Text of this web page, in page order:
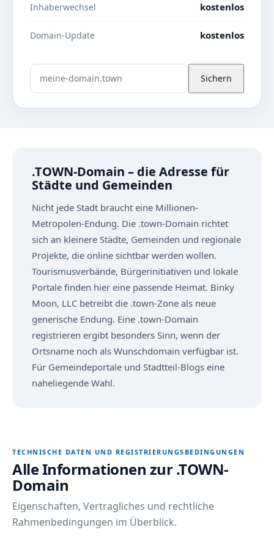
Inhaberwechsel kostenlos
Domain-Update kostenlos
Sichern
.TOWN-Domain – die Adresse für
Städte und Gemeinden
Nicht jede Stadt braucht eine Millionen-
Metropolen-Endung. Die .town-Domain richtet
sich an kleinere Städte, Gemeinden und regionale
Projekte, die online sichtbar werden wollen.
Tourismusverbände, Bürgerinitiativen und lokale
Portale finden hier eine passende Heimat. Binky
Moon, LLC betreibt die .town-Zone als neue
generische Endung. Eine .town-Domain
registrieren ergibt besonders Sinn, wenn der
Ortsname noch als Wunschdomain verfügbar ist.
Für Gemeindeportale und Stadtteil-Blogs eine
naheliegende Wahl.
TECHNISCHE DATEN UND REGISTRIERUNGSBEDINGUNGEN
Alle Informationen zur .TOWN-
Domain
Eigenschaften, Vertragliches und rechtliche
Rahmenbedingungen im Überblick.